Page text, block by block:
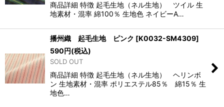
商品詳細 特徴 起毛生地（ネル生地） ツイル 生
地素材・混率 綿100％ 生地色 ネイビーA…
播州織 起毛生地 ピンク [K0032-SM4309]
590円(税込)
SOLD OUT
商品詳細 特徴 起毛生地（ネル生地） ヘリンボ
ン 生地素材・混率 ポリエステル85％ 綿15％ 生
地色…